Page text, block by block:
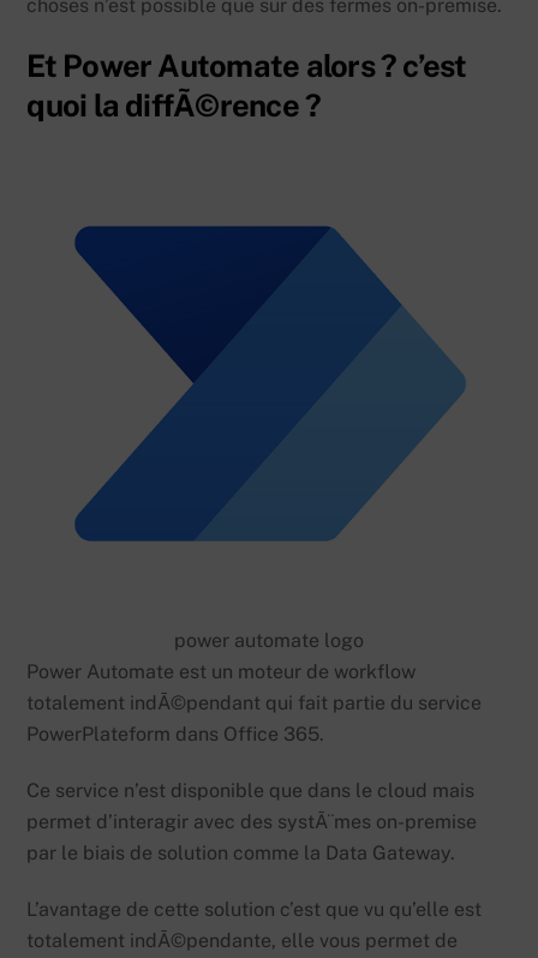
choses n’est possible que sur des fermes on-premise.
Et Power Automate alors ? c’est
quoi la diffÃ©rence ?
power automate logo
Power Automate est un moteur de workflow
totalement indÃ©pendant qui fait partie du service
PowerPlateform dans Office 365.
Ce service n’est disponible que dans le cloud mais
permet d’interagir avec des systÃ¨mes on-premise
par le biais de solution comme la Data Gateway.
L’avantage de cette solution c’est que vu qu’elle est
totalement indÃ©pendante, elle vous permet de